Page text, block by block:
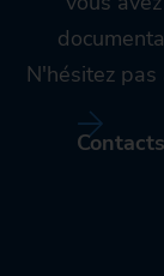
N'hésitez pas